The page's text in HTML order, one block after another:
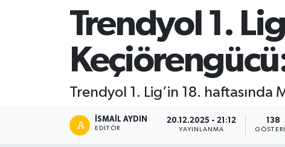
Trendyol 1.
Trendyol 1. Lig’in 18.
İSMAIL AYDIN
EDITÖR
20.12.2025 - 21:12
YAYINLANMA
138
Tüm Manşetler
Son Dakika Haberleri